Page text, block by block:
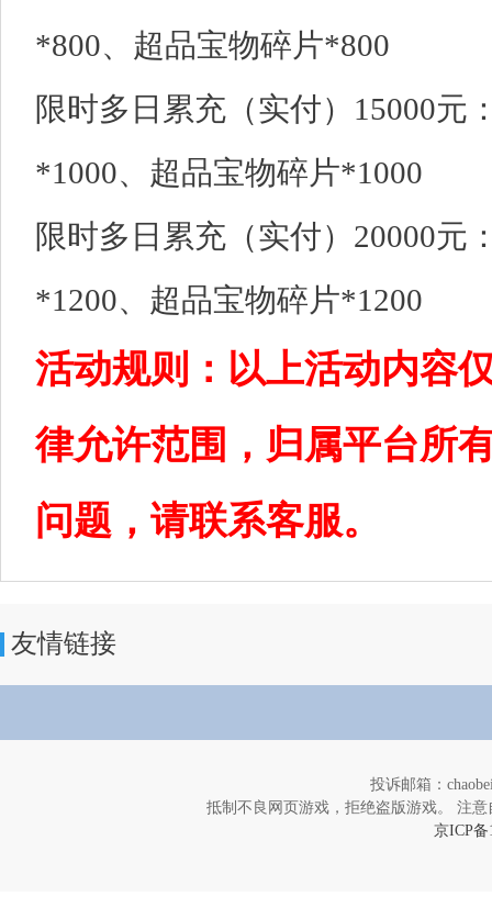
*800、超品宝物碎片*800
限时多日累充（实付）15000元
*1000、超品宝物碎片*1000
限时多日累充（实付）20000元
*1200、超品宝物碎片*1200
活动规则：以上活动内容
律允许范围，归属平台所
问题，请联系客服。
友情链接
投诉邮箱：
抵制不良网页游戏，拒绝盗版游戏。 注
京ICP备